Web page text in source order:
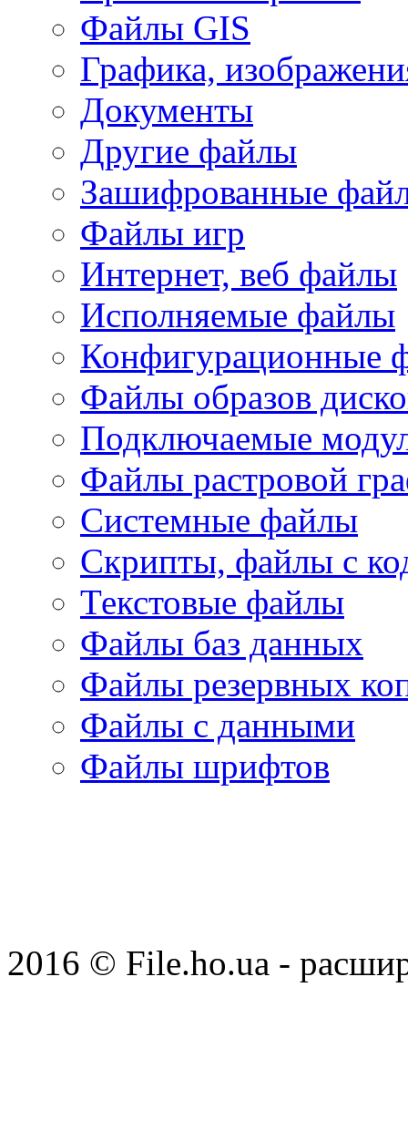
Файлы GIS
Графика,
Документы
Другие файлы
Зашифрованные
Файлы игр
Интернет, веб файлы
Исполняемые файлы
Конфигурационные
Файлы образов
Подключаемые
Файлы растровой
Системные файлы
Скрипты, файлы с
Текстовые файлы
Файлы баз данных
Файлы резервных
Файлы с данными
Файлы шрифтов
2016 © File.ho.ua -